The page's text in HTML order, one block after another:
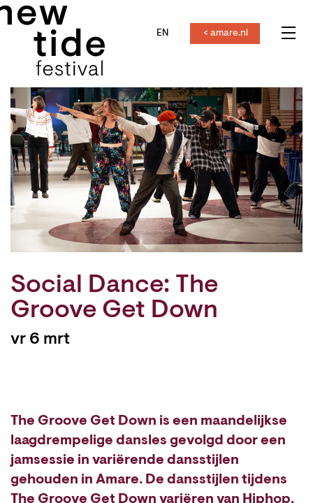
EN < amare.nl Menu
Social Dance: The
Groove Get Down
vr 6 mrt
The Groove Get Down is een maandelijkse
laagdrempelige dansles gevolgd door een
jamsessie in variërende dansstijlen
gehouden in Amare. De dansstijlen tijdens
The Groove Get Down variëren van Hiphop,